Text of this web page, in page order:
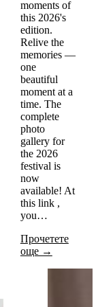
moments of
this 2026's
edition.
Relive the
memories —
one
beautiful
moment at a
time. The
complete
photo
gallery for
the 2026
festival is
now
available! At
this link ,
you…
Прочетете
още →